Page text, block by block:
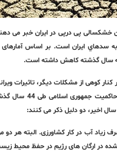
خشکسالی پی درپی در ایران خبر
کوهی از مشکلات دیگر، تاثیرات
پدیده و یک
سال اخیر، دو دلیل ذکر می کنند:
زیاد آب در کار کشاورزی. البته هر دو
در ارگان های رژیم در حفظ محیط